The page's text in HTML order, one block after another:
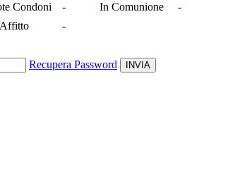
Condoni - In Comunione
-
-
Recupera Password